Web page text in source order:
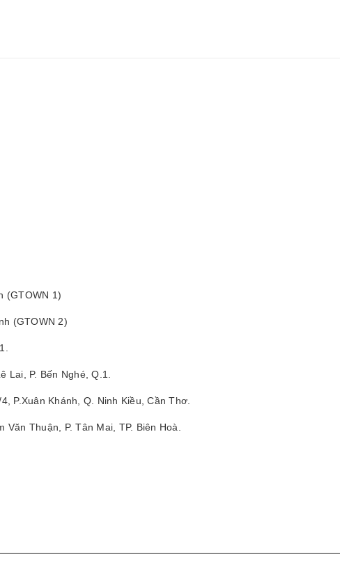
(GTOWN 1)
(GTOWN 2)
Lai, P. Bến Nghé, Q.1.
P.Xuân Khánh, Q. Ninh Kiều, Cần Thơ.
Thuận, P. Tân Mai, TP. Biên Hoà.